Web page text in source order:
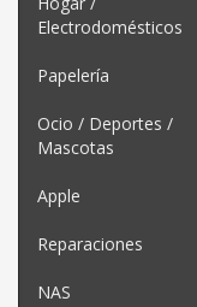
Electrodomésticos
Papelería
Ocio / Deportes /
Mascotas
Apple
Reparaciones
NAS